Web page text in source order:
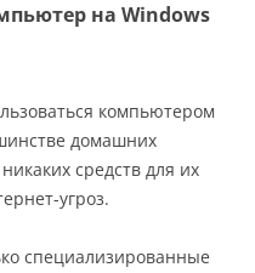
на Windows
компьютером
домашних
средств для их
угроз.
специализированные